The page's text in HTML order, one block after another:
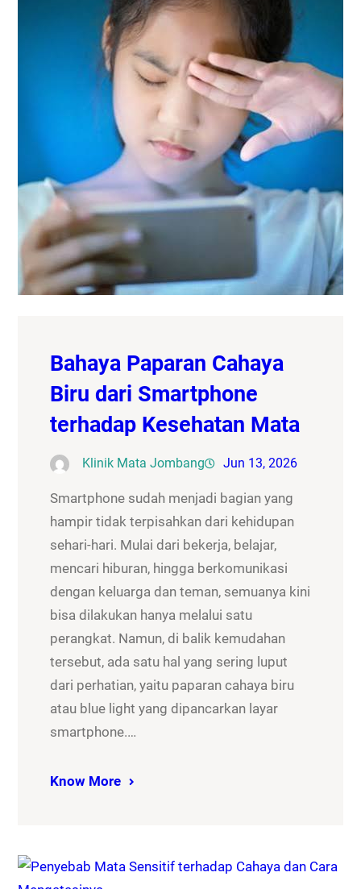
Bahaya Paparan Cahaya
Biru dari Smartphone
terhadap Kesehatan Mata
Klinik Mata Jombang Jun 13, 2026
Smartphone sudah menjadi bagian yang
hampir tidak terpisahkan dari kehidupan
sehari-hari. Mulai dari bekerja, belajar,
mencari hiburan, hingga berkomunikasi
dengan keluarga dan teman, semuanya kini
bisa dilakukan hanya melalui satu
perangkat. Namun, di balik kemudahan
tersebut, ada satu hal yang sering luput
dari perhatian, yaitu paparan cahaya biru
atau blue light yang dipancarkan layar
smartphone.…
Know More